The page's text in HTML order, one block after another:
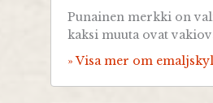
Punainen merkki on
kaksi muuta ovat
» Visa mer om